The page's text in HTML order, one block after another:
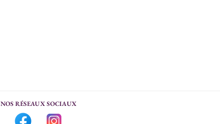
NOS RÉSEAUX SOCIAUX